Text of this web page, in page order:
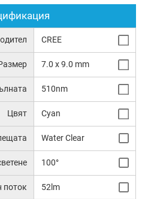
CREE
7.0 x 9.0 mm
510nm
Цвят Cyan
Water Clear
100°
поток 52lm